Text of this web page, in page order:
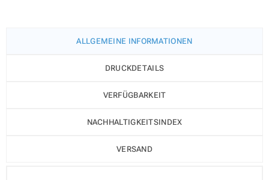
ALLGEMEINE INFORMATIONEN
DRUCKDETAILS
VERFÜGBARKEIT
NACHHALTIGKEITSINDEX
VERSAND